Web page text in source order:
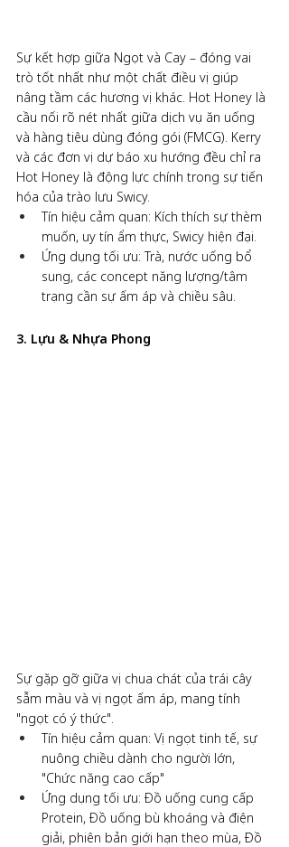
Sự kết hợp giữa Ngọt và Cay – đóng vai
trò tốt nhất như một chất điều vị giúp
nâng tầm các hương vị khác. Hot Honey là
cầu nối rõ nét nhất giữa dịch vụ ăn uống
và hàng tiêu dùng đóng gói (FMCG). Kerry
và các đơn vị dự báo xu hướng đều chỉ ra
Hot Honey là động lực chính trong sự tiến
hóa của trào lưu Swicy.
Tín hiệu cảm quan: Kích thích sự thèm
muốn, uy tín ẩm thực, Swicy hiện đại.
Ứng dụng tối ưu: Trà, nước uống bổ
sung, các concept năng lượng/tâm
trạng cần sự ấm áp và chiều sâu.
3. Lựu & Nhựa Phong
Sự gặp gỡ giữa vị chua chát của trái cây
sẫm màu và vị ngọt ấm áp, mang tính
"ngọt có ý thức".
Tín hiệu cảm quan: Vị ngọt tinh tế, sự
nuông chiều dành cho người lớn,
"Chức năng cao cấp"
Ứng dụng tối ưu: Đồ uống cung cấp
Protein, Đồ uống bù khoáng và điện
giải, phiên bản giới hạn theo mùa, Đồ